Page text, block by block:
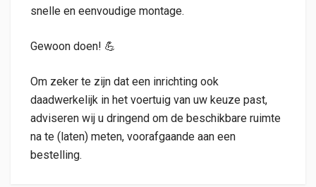
snelle en eenvoudige montage.
Gewoon doen! 💪
Om zeker te zijn dat een inrichting ook
daadwerkelijk in het voertuig van uw keuze past,
adviseren wij u dringend om de beschikbare ruimte
na te (laten) meten, voorafgaande aan een
bestelling.